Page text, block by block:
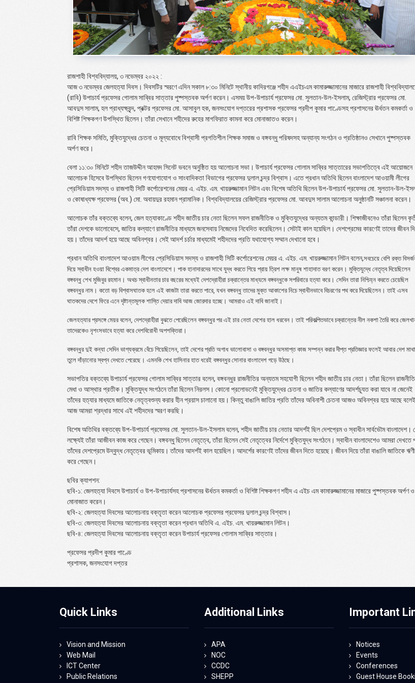
রাজশাহী বিশ্ববিদ্যালয়, ৩ নভেম্বর ২০২২ :
আজ ৩ নভেম্বর জেলহত্যা দিবস। দিবসটির স্মরণে এদিন সকাল ৮:৩০ মিনিটে স্থানীয় কাদিরগঞ্জে শহীদ এএইচএম কামারুজ্জামানের মাজারে রাজশাহী
(রাবি) উপাচার্য প্রফেসর গোলাম সাব্বির সাত্তার পুষ্পস্তবক অর্পণ করেন। এসময় উপ-উপাচার্য প্রফেসর মো. সুলতান-উল-ইসলাম, রেজিস্ট্রার প্রফেসর মো.
আবদুস সালাম, হল প্রাধ্যক্ষবৃন্দ, প্রক্টর প্রফেসর মো. আসাবুল হক, জনসংযোগ দপ্তরের প্রশাসক প্রফেসর প্রদীপ কুমার পাণ্ডেসহ প্রশাসনের ঊর্ধতন কমকর্তা ও
বিশিষ্ট শিক্ষকগণ উপস্থিত ছিলেন। তাঁরা সেখানে শহীদের রুহের মাগফিরাত কামনা করে মোনাজাতও করেন।
রাবি শিক্ষক সমিতি, মুক্তিযুদ্ধের চেতনা ও মূল্যবোধে বিশ্বাসী প্রগতিশীল শিক্ষক সমাজ ও বঙ্গবন্ধু পরিষদসহ অন্যান্য সংগঠন ও প্রতিষ্ঠানও সেখানে পুষ্পস্তবক
অর্পণ করে।
বেলা ১১:৩০ মিনিটে শহীদ তাজউদ্দীন আহমদ সিনেট ভবনে অনুষ্ঠিত হয় আলোচনা সভা। উপাচার্য প্রফেসর গোলাম সাব্বির সাত্তারের সভাপতিত্বে এই আয়োজনে
আলোচক হিসেবে উপস্থিত ছিলেন গণযোগাযোগ ও সাংবাদিকতা বিভাগের প্রফেসর দুলাল চন্দ্র বিশ্বাস। এতে প্রধান অতিথি ছিলেন বাংলাদেশ আওয়ামী লীগের
প্রেসিডিয়াম সদস্য ও রাজশাহী সিটি কর্পোরেশনের মেয়র এ. এইচ. এম. খায়রুজ্জামান লিটন এবং বিশেষ অতিথি ছিলেন উপ-উপাচার্য প্রফেসর মো. সুলতান-উল-
ও কোষাধ্যক্ষ প্রফেসর (অব.) মো. অবায়দুর রহমান প্রামানিক। বিশ্ববিদ্যালয়ের রেজিস্ট্রার প্রফেসর মো. আবদুস সালাম আলোচনা অনুষ্ঠানটি সঞ্চালনা করেন।
আলোচক তাঁর বক্তব্যে বলেন, জেল হত্যাকাণ্ডে শহীদ জাতীয় চার নেতা ছিলেন সফল রাজনীতিক ও মুক্তিযুদ্ধের অন্যতম কান্ডারী। শিক্ষাজীবনেও তাঁরা ছিলেন
তাঁরা দেশকে ভালোবেসে, জাতির কল্যাণে রাজনীতির মাধ্যমে জনসেবায় নিজেদের নিবেদিত করেছিলেন। সেটাই কাল হয়েছিল। দেশপ্রেমের কারণেই তাদের জীবন
হয়। তাঁদের আদর্শ হয়ে আছে অবিনশ্বর। সেই আদর্শ চর্চার মাধ্যমেই শহীদদের প্রতি যথাযোগ্য সম্মান দেখানো হবে।
প্রধান অতিথি বাংলাদেশ আওয়াম লীগের প্রেসিডিয়াস সদস্য ও রাজশাহী সিটি কর্পোরেশনের মেয়র এ. এইচ. এম. খায়রুজ্জামান লিটন বলেন,সবচেয়ে বেশি রক্ত
দিয়ে স্বাধীন হওয়া বিশ্বের একমাত্র দেশ বাংলাদেশে। পাক হানাদারদের সাথে যুদ্ধ করতে গিয়ে প্রায় ত্রিশ লক্ষ মানুষ শাহাদাত বরণ করেন। মুক্তিযুদ্ধে নেতৃত্ব দিয়েছিলেন
বঙ্গবন্ধু শেখ মুজিবুর রহমান। অথচ স্বাধীনতার চার বছরের মধ্যেই দেশদ্রোহীরা চক্রান্তের মাধ্যমে বঙ্গবন্ধুকে সপরিবারে হত্যা করে। সেদিন তারা নিশ্চিহ্ন করতে চেয়েছিল
বঙ্গবন্ধুর নাম। কতো বড় বিশ্বাসঘাতক হলে এই কাজটা তারা করতে পারে, যখন বঙ্গবন্ধু তাদের মুক্ত আকাশের নিচে স্বাধীনভাবে বিচরণের পথ করে দিয়েছিলেন। তাই এসব
ঘাতকদের দেশে ফিরে এনে দৃষ্টান্তমূলক শাস্তি দেয়ার দাবি আজ জোরদার হচ্ছে। আমরাও এই দাবি জানাই।
জেলহত্যার প্রসঙ্গে মেয়র বলেন, দেশদ্রোহীরা বুঝতে পেরেছিলেন বঙ্গবন্ধুর পর এই চার নেতা দেশের হাল ধরবেন। তাই পরিকল্পিতভাবে চক্রান্তের নীল নকশা তৈরি করে
তাদেরকেও নৃশংসভাবে হত্যা করে দেশবিরোধী অপশক্তিরা।
বঙ্গবন্ধুর দুই কন্যা সেদিন ভাগ্যক্রমে বেঁচে গিয়েছিলেন, তাই দেশের প্রতি অগাধ ভালোবাসা ও বঙ্গবন্ধুর অসমাপ্ত কাজ সম্পন্ন করার দীপ্ত প্রতিজ্ঞার ফলেই আবার দেশ মাথা
তুলে দাঁড়ানোর স্বপ্ন দেখতে পেরেছে। এমনকি শেখ হাসিনার হাত ধরেই বঙ্গবন্ধুর সোনার বাংলাদেশ গড়ে উঠছে।
সভাপতির বক্তব্যে উপাচার্য প্রফেসর গোলাম সাব্বির সাত্তার বলেন, বঙ্গবন্ধুর রাজনীতির অন্যতম সহযোগী ছিলেন শহীদ জাতীয় চার নেতা। তাঁরা ছিলেন
মেধা ও আস্থার প্রতীক। মুক্তিযুদ্ধ সংগঠনে তাঁরা ছিলেন নিরলস। কোনো প্রলোভনেই মুক্তিযুদ্ধের চেতনা ও জাতির কল্যাণের আদর্শচ্যূত করা যাবে না জেনেই
তাঁদের হত্যার মাধ্যমে জাতিকে নেতৃত্বশুন্য করার হীন প্রয়াস চালানো হয়। কিন্তু বাঙালি জাতির প্রতি তাঁদের অবিনাশী চেতনা আজও অবিনশ্বর হয়ে আছে বলেই
আজ আমরা শ্রদ্ধার সাথে এই শহীদদের স্মরণ করছি।
বিশেষ অতিথির বক্তব্যে উপ-উপাচার্য প্রফেসর মো. সুলতান-উল-ইসলাম বলেন, শহীদ জাতীয় চার নেতার আদর্শই ছিল দেশপ্রেম ও স্বাধীন সার্বভৌম বাংলাদেশ।
লক্ষ্যেই তাঁরা আজীবন কাজ করে গেছেন। বঙ্গবন্ধু ছিলেন নেতৃত্বে, তাঁরা ছিলেন সেই নেতৃত্বের নির্দেশে মুক্তিযুদ্ধ সংগঠনে। স্বাধীন বাংলাদেশেও আমরা দেখতে
তাঁদের দেশপ্রেমে উদ্বুদ্ধ নেতৃত্বের ভূমিকায়। তাঁদের আদর্শই কাল হয়েছিল। আদর্শের কারণেই তাঁদের জীবন দিতে হয়েছে। জীবন দিয়ে তাঁরা বাঙালি জাতিকে ঋণী
করে গেছেন।
ছবির ক্যাপশন:
ছবি-১: জেলহত্যা দিবসে উপাচার্য ও উপ-উপাচার্যসহ প্রশাসনের ঊর্ধতন কমকর্তা ও বিশিষ্ট শিক্ষকগণ শহীদ এ এইচ এম কামারুজ্জামানের মাজারে পুষ্পস্তবক অর্পণ ও
মোনাজাত করেন।
ছবি-২: জেলহত্যা দিবসের আলোচনায় বক্তৃতা করেন আলোচক প্রফেসর প্রফেসর দুলাল চন্দ্র বিশ্বাস।
ছবি-৩: জেলহত্যা দিবসের আলোচনায় বক্তৃতা করেন প্রধান অতিথি এ. এইচ. এম. খায়রুজ্জামান লিটন।
ছবি-৪: জেলহত্যা দিবসের আলোচনায় বক্তৃতা করেন উপাচার্য প্রফেসর গোলাম সাব্বির সাত্তার।
প্রফেসর প্রদীপ কুমার পাণ্ডে
প্রশাসক, জনসংযোগ দপ্তর
Quick Links
Vision and Mission
Web Mail
ICT Center
Public Relations
Additional Links
APA
NOC
CCDC
SHEPP
Important
Notices
Events
Conferences
Guest House